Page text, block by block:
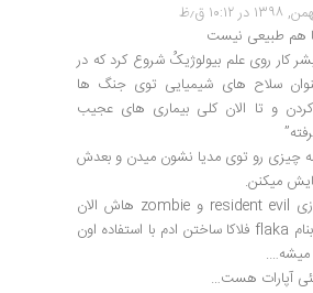
هم طبیعی نیست
کار روی علم بیولوژیکُ شروع کرد که در
سلاح های شیمیایی توی جنگ ها
و تا الان کلی بیماری های عجیب
چیزی رو توی مدیا نشون میدن و بعدش
میکنن.
مثلا همین بازی resident evil و zombie هاش الان
ماده مخدری بنام flaka فلاکا ساختن ادم با استفاده اون
میشه….
آپارات هست…